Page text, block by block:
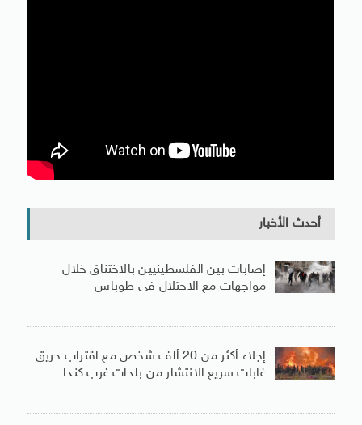
أحدث الأخبار
إصابات بين الفلسطينيين بالاختناق خلال
مواجهات مع الاحتلال فى طوباس
إجلاء أكثر من 20 ألف شخص مع اقتراب حريق
غابات سريع الانتشار من بلدات غرب كندا